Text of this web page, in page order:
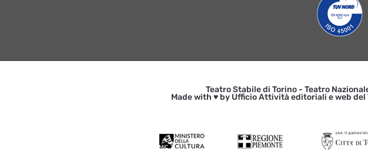
Teatro Stabile di Torino - Teatro
Made with ♥ by Ufficio Attività editoriali e web del